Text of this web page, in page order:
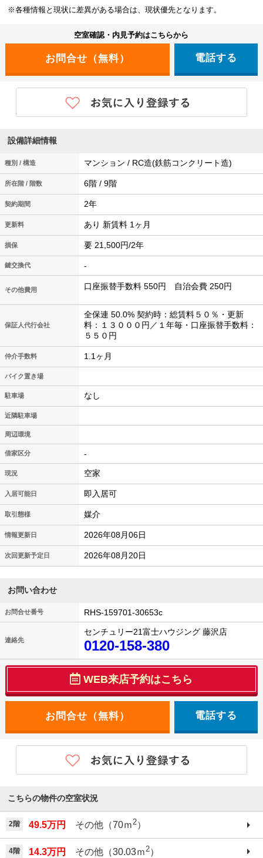
※各種情報と現状に差異がある場合は、現状優先となります。
空室確認・内見予約はこちらから
電話する
設備詳細情報
種別 / 構造 マンション / RC造(鉄筋コンクリート造)
所在階 / 階数 6階 / 9階
契約期間 2年
更新料 あり 新賃料 1ヶ月
損保 要 21,500円/2年
鍵交換代 -
その他費用 口座振替手数料 550円 自治会費 250円
保証人代行会社
全保連 50.0% 契約時：総賃料５０％・更新
料：１３０００円／１年毎・口座振替手数料：
５５０円
仲介手数料 1.1ヶ月
バイク置き場
駐車場 なし
近隣駐車場
周辺環境
借家区分 -
現況 空家
入居可能日 即入居可
取引態様 媒介
情報更新日 2026年08月06日
次回更新予定日 2026年08月20日
お問い合わせ
お問合せ番号 RHS-159701-30653c
連絡先
センチュリー21富士ハウジング 藤沢店
0120-158-380
WEB来店予約はこちら
電話する
こちらの物件の空室状況
2階 49.5万円 その他（70ｍ2）
4階 14.3万円 その他（30.03ｍ 2）